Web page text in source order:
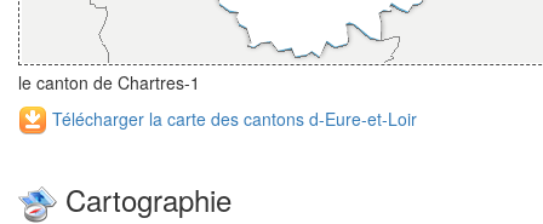
le canton de Chartres-1
Télécharger la carte des cantons d-Eure-et-Loir
Cartographie